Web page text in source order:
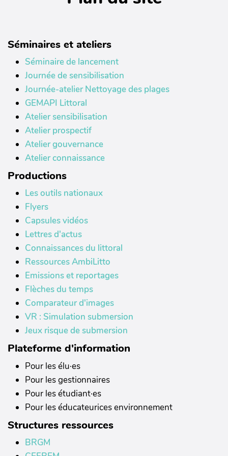
Séminaires et ateliers
Séminaire de lancement
Journée de sensibilisation
Journée-atelier Nettoyage des plages
GEMAPI Littoral
Atelier sensibilisation
Atelier prospectif
Atelier gouvernance
Atelier connaissance
Productions
Les outils nationaux
Flyers
Capsules vidéos
Lettres d'actus
Connaissances du littoral
Ressources AmbiLitto
Emissions et reportages
Flèches du temps
Comparateur d'images
VR : Simulation submersion
Jeux risque de submersion
Plateforme d'information
Pour les élu·es
Pour les gestionnaires
Pour les étudiant·es
Pour les éducateurices environnement
Structures ressources
BRGM